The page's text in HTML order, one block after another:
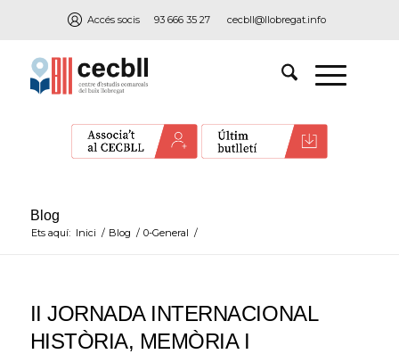
Accés socis 93 666 35 27 cecbll@llobregat.info
Blog
Ets aquí: Inici / Blog / 0-General /
II JORNADA INTERNACIONAL
HISTÒRIA, MEMÒRIA I